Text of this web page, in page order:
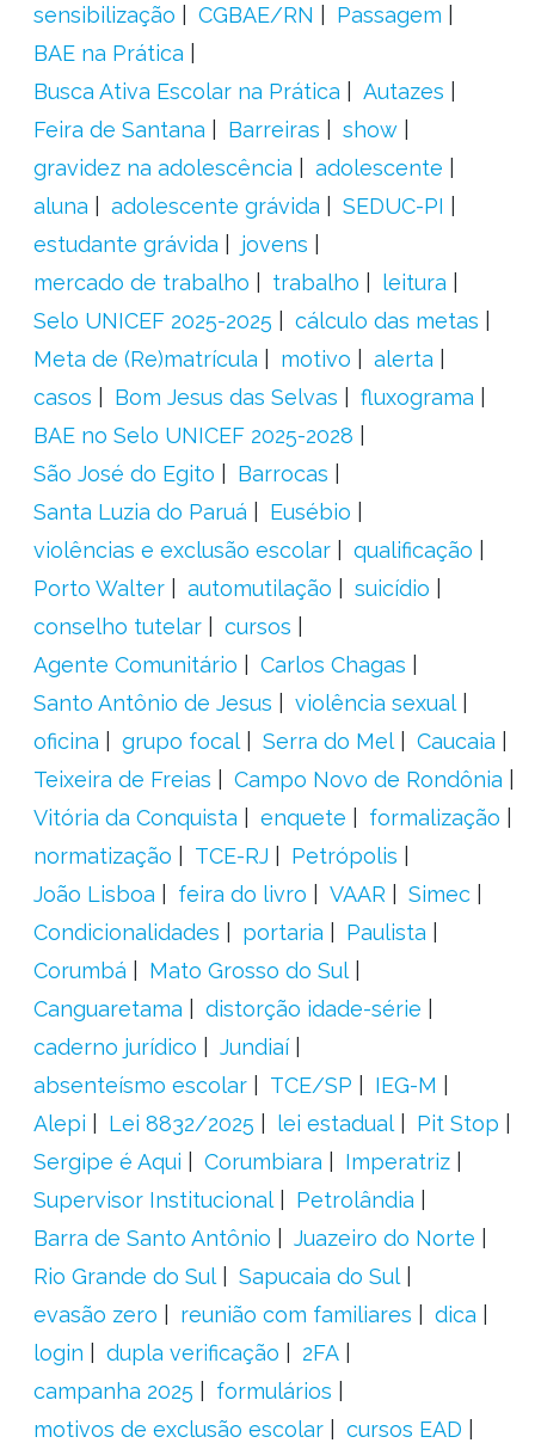
sensibilização
CGBAE/RN
Passagem
BAE na Prática
Busca Ativa Escolar na Prática
Autazes
Feira de Santana
Barreiras
show
gravidez na adolescência
adolescente
aluna
adolescente grávida
SEDUC-PI
estudante grávida
jovens
mercado de trabalho
trabalho
leitura
Selo UNICEF 2025-2025
cálculo das metas
Meta de (Re)matrícula
motivo
alerta
casos
Bom Jesus das Selvas
fluxograma
BAE no Selo UNICEF 2025-2028
São José do Egito
Barrocas
Santa Luzia do Paruá
Eusébio
violências e exclusão escolar
qualificação
Porto Walter
automutilação
suicídio
conselho tutelar
cursos
Agente Comunitário
Carlos Chagas
Santo Antônio de Jesus
violência sexual
oficina
grupo focal Serra do Mel
Caucaia
Teixeira de Freias
Campo Novo de Rondônia
Vitória da Conquista
enquete
formalização
normatização
TCE-RJ
Petrópolis
João Lisboa
feira do livro VAAR
Simec
Condicionalidades
portaria
Paulista
Corumbá
Mato Grosso do Sul
Canguaretama
distorção idade-série
caderno jurídico
Jundiaí
absenteísmo escolar
TCE/SP
IEG-M
Alepi
Lei 8832/2025 lei estadual
Pit Stop
Sergipe é Aqui
Corumbiara
Imperatriz
Supervisor Institucional
Petrolândia
Barra de Santo Antônio
Juazeiro do Norte
Rio Grande do Sul
Sapucaia do Sul
evasão zero
reunião com familiares
dica
login
dupla verificação
2FA
campanha 2025
formulários
motivos de exclusão escolar
cursos EAD